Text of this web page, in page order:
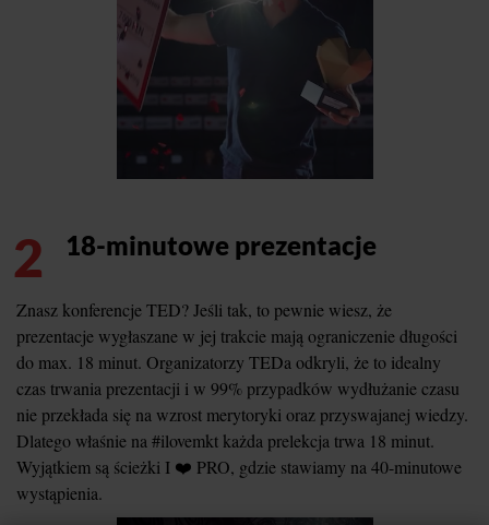
2 18-minutowe prezentacje
Znasz konferencje TED? Jeśli tak, to pewnie wiesz, że
prezentacje wygłaszane w jej trakcie mają ograniczenie długości
do max. 18 minut. Organizatorzy TEDa odkryli, że to idealny
czas trwania prezentacji i w 99% przypadków wydłużanie czasu
nie przekłada się na wzrost merytoryki oraz przyswajanej wiedzy.
Dlatego właśnie na #ilovemkt każda prelekcja trwa 18 minut.
Wyjątkiem są ścieżki I ❤️ PRO, gdzie stawiamy na 40-minutowe
wystąpienia.